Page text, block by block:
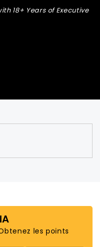
18+ Years of Executive
les points